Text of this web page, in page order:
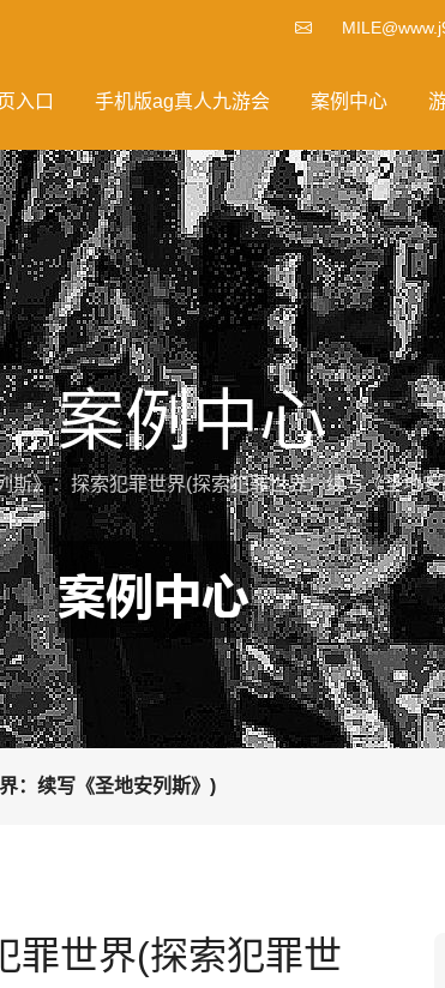
入口 手机版ag真人九游会 案例中心
案例中心
斯》：探索犯罪世界(探索犯罪世界：续写《圣地
：续写《圣地安列斯》)
罪世界(探索犯罪世